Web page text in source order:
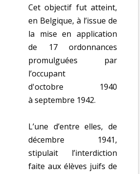
Cet objectif fut atteint,
en Belgique, à l’issue de
la mise en application
de 17 ordonnances
promulguées par
l’occupant
d'octobre 1940
à septembre 1942.
L’une d’entre elles, de
décembre 1941,
stipulait l’interdiction
faite aux élèves juifs de